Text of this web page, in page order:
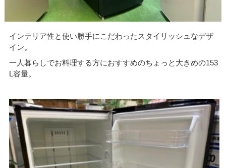
インテリア性と使い勝手にこだわったスタイリッシュなデザ
イン。
一人暮らしでお料理する方におすすめのちょっと大きめの153
L容量。